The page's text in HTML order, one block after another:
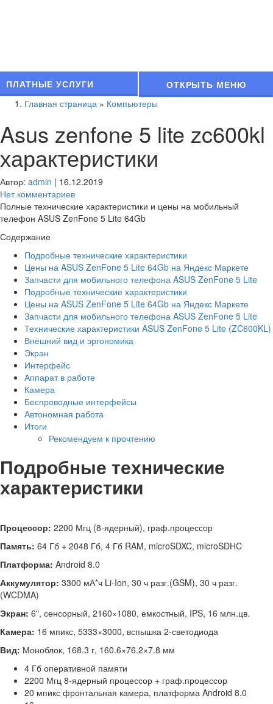
ОТКРЫТЬ МЕНЮ
ПЛАТНЫЕ УСЛУГИ
Главная страница » Компьютеры
Asus zenfone 5 lite zc600kl
характеристики
Автор: admin | 16.12.2019
Нет комментариев
Полные технические характеристики и цены на мобильный
телефон ASUS ZenFone 5 Lite 64Gb
Содержание
Подробные технические характеристики
Цены на ASUS ZenFone 5 Lite 64Gb на Яндекс Маркете
Запчасти для мобильного телефона ASUS ZenFone 5 Lite
Подробные технические характеристики
Цены на ASUS ZenFone 5 Lite 64Gb на Яндекс Маркете
Запчасти для мобильного телефона ASUS ZenFone 5 Lite
Технические характеристики ASUS ZenFone 5 Lite (ZC600KL)
Внешний вид и эргономика
Экран
Интерфейс
Аппарат в работе
Камера
Беспроводные интерфейсы
Автономная работа
Итоги
Рекомендуем к прочтению
Подробные технические
характеристики
Процессор: 2200 Мгц (8-ядерный), граф.процессор
Память: 64 Гб + 2048 Гб, 4 Гб RAM, microSDXC, microSDHC
Платформа: Android 8.0
Аккумулятор: 3300 мА*ч Li-Ion, 30 ч разг.(GSM), 30 ч разг.
(WCDMA)
Экран: 6", сенсорный, 2160×1080, емкостный, IPS, 16 млн.цв.
Камера: 16 мпикс, 5333×3000, вспышка 2-светодиода
Вид: Моноблок, 168.3 г, 160.6×76.2×7.8 мм
4 Гб оперативной памяти
2200 Мгц 8-ядерный процессор + граф.процессор
20 мпикс фронтальная камера, платформа Android 8.0